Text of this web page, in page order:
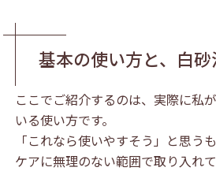
基本の使い方と、白
ここでご紹介するのは、実際に私
いる使い方です。
「これなら使いやすそう」と思う
ケアに無理のない範囲で取り入れ